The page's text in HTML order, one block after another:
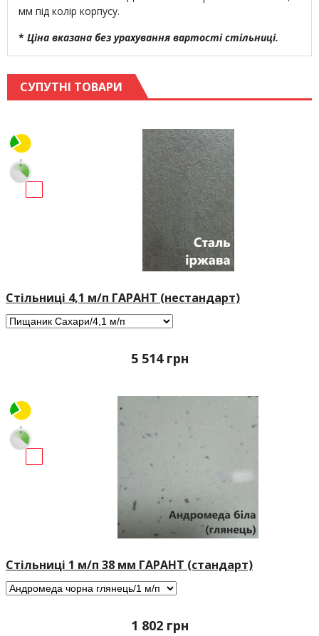
мм під колір корпусу.
* Ціна вказана без урахування вартості стільниці.
СУПУТНІ ТОВАРИ
Стільниці 4,1 м/п ГАРАНТ (нестандарт)
5 514 грн
Стільниці 1 м/п 38 мм ГАРАНТ (стандарт)
1 802 грн